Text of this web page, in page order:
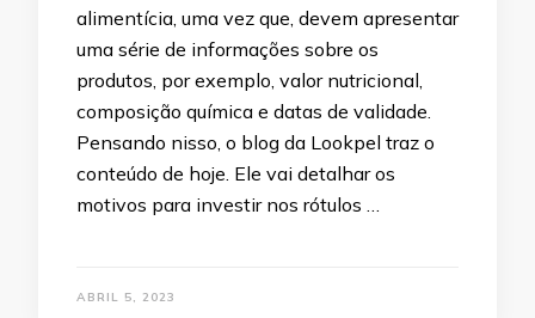
alimentícia, uma vez que, devem apresentar
uma série de informações sobre os
produtos, por exemplo, valor nutricional,
composição química e datas de validade.
Pensando nisso, o blog da Lookpel traz o
conteúdo de hoje. Ele vai detalhar os
motivos para investir nos rótulos …
ABRIL 5, 2023